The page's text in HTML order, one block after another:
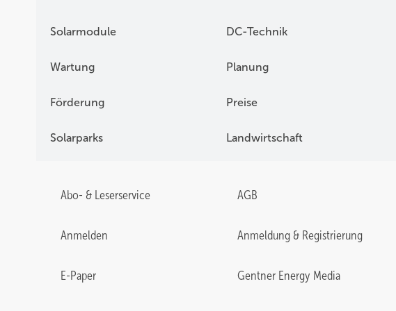
Solarmodule DC-Technik
Wartung Planung
Förderung Preise
Solarparks Landwirtschaft
Abo- & Leserservice AGB
Anmelden Anmeldung & Registrierung
E-Paper Gentner Energy Media